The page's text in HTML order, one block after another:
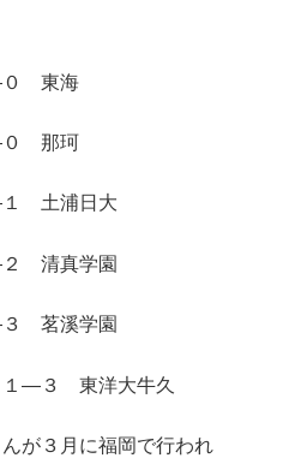
東海
那珂
土浦日大
清真学園
茗溪学園
―３ 東洋大牛久
が３月に福岡で行われ